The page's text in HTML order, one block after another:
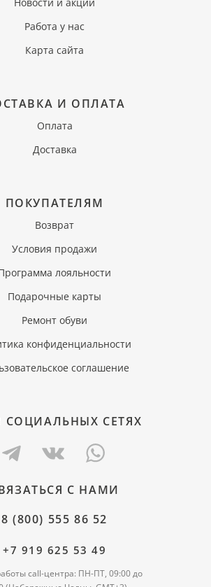
Работа у нас
Карта сайта
И ОПЛАТА
Оплата
Доставка
ПОКУПАТЕЛЯМ
Возврат
Условия продажи
лояльности
Подарочные карты
Ремонт обуви
конфиденциальности
соглашение
СОЦИАЛЬНЫХ СЕТЯХ
С НАМИ
8 (800) 555 86 52
+7 919 625 53 49
call-центра: ПН-ПТ, 09:00 до